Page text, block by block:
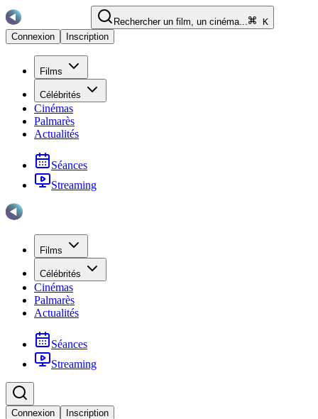
Rechercher un film, un cinéma...
K
Connexion
Inscription
Films
Célébrités
Cinémas
Palmarès
Actualités
Séances
Streaming
Films
Célébrités
Cinémas
Palmarès
Actualités
Séances
Streaming
Connexion Inscription